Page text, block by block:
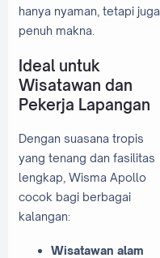
hanya nyaman, tetapi juga
penuh makna.
Ideal untuk
Wisatawan dan
Pekerja Lapangan
Dengan suasana tropis
yang tenang dan fasilitas
lengkap, Wisma Apollo
cocok bagi berbagai
kalangan:
Wisatawan alam